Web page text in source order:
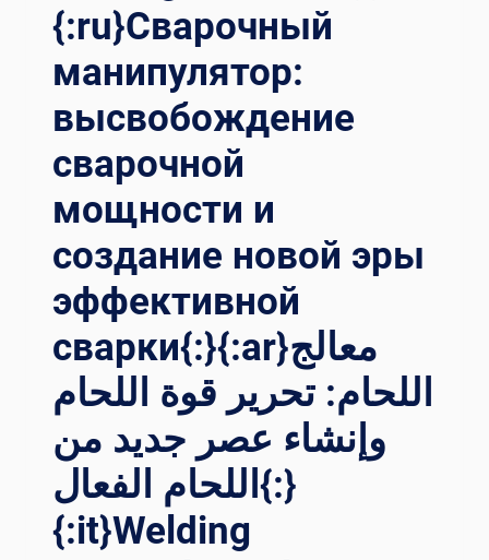
شوبها ش
ائبة{:}{:
PO
RTALE: CR
EARE UN
PR
SA
PECCABILE{:}{:
รื่องเช
รงสำ
หรับตั
้งสิ
่งของ: สร
้างกร
ะบวนการเช
ื่อมที
่ไร
{:ru}Сварочный
манипулятор:
высвобождение
сварочной
мощности и
создание новой эры
эффективной
сварки{:}{:ar}معالج
اللحام: تحرير قوة اللحام
وإنشاء عصر جديد من
اللحام الفعال{:}
{:it}Welding